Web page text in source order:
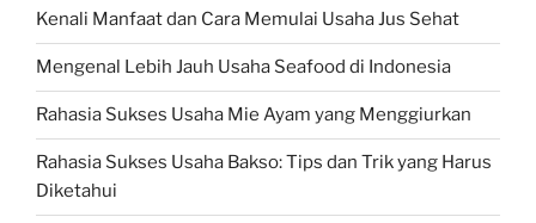
Kenali Manfaat dan Cara Memulai Usaha Jus Sehat
Mengenal Lebih Jauh Usaha Seafood di Indonesia
Rahasia Sukses Usaha Mie Ayam yang Menggiurkan
Rahasia Sukses Usaha Bakso: Tips dan Trik yang Harus
Diketahui